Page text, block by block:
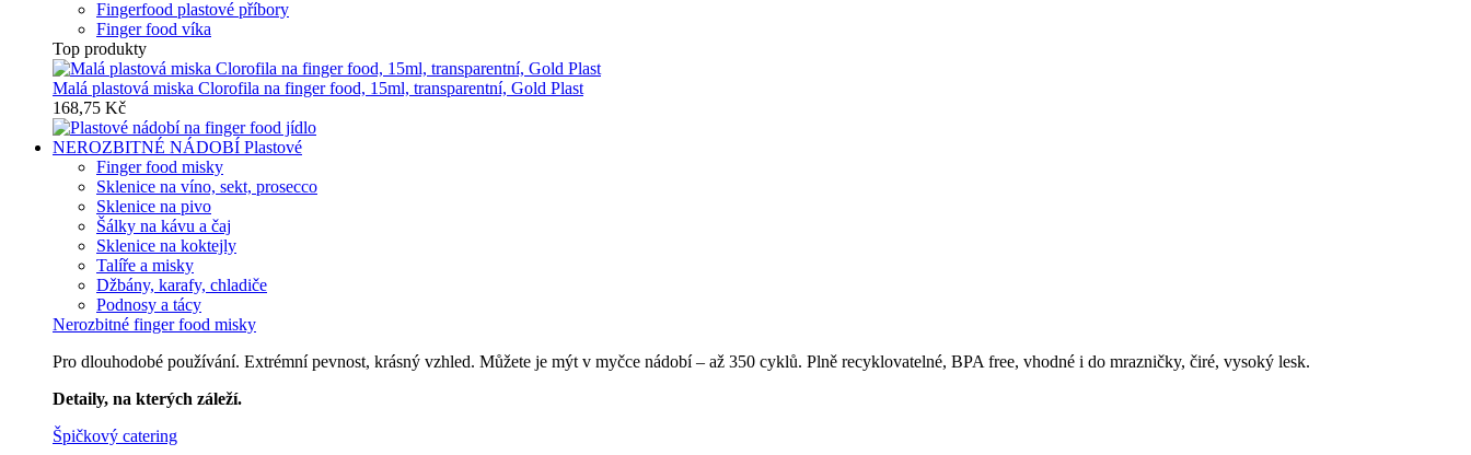
Fingerfood plastové příbory
Finger food víka
Top produkty
Malá plastová miska Clorofila na finger food, 15ml, transparentní, Gold Plast
168,75 Kč
NEROZBITNÉ NÁDOBÍ Plastové
Finger food misky
Sklenice na víno, sekt, prosecco
Sklenice na pivo
Šálky na kávu a čaj
Sklenice na koktejly
Talíře a misky
Džbány, karafy, chladiče
Podnosy a tácy
Nerozbitné finger food misky
Pro dlouhodobé používání. Extrémní pevnost, krásný vzhled. Můžete je mýt v myčce nádobí – až 350 cyklů. Plně recyklovatelné, BPA free, vhodné i do mrazničky, čiré, vysoký lesk.
Detaily, na kterých záleží.
Špičkový catering